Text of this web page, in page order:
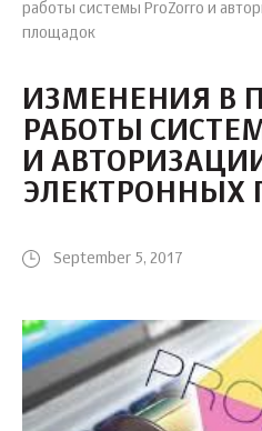
работы системы ProZorro и
площадок
ИЗМЕНЕНИЯ В
РАБОТЫ
И
ЭЛЕКТРОННЫХ
September 5, 2017